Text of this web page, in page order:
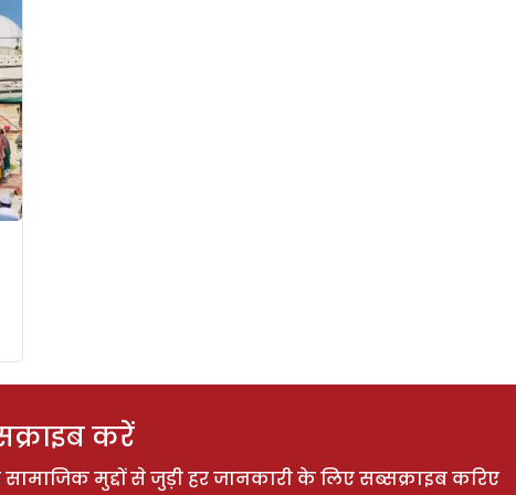
करें
मुद्दों से जुड़ी हर जानकारी के लिए सब्सक्राइब करिए